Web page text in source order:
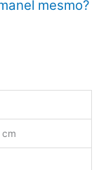
mesmo?